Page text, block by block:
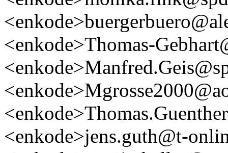
<enkode>Thomas-
<enkode>jens.guth@t-